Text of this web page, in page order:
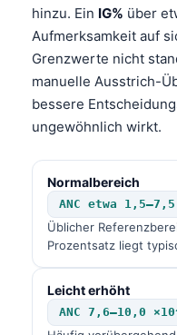
hinzu. Ein IG% über
Aufmerksamkeit auf
Grenzwerte nicht
manuelle Ausstrich-
bessere
ungewöhnlich wirkt.
Normalbereich
ANC etwa
Üblicher
Prozentsatz liegt
Leicht erhöht
ANC 7,6–10,0